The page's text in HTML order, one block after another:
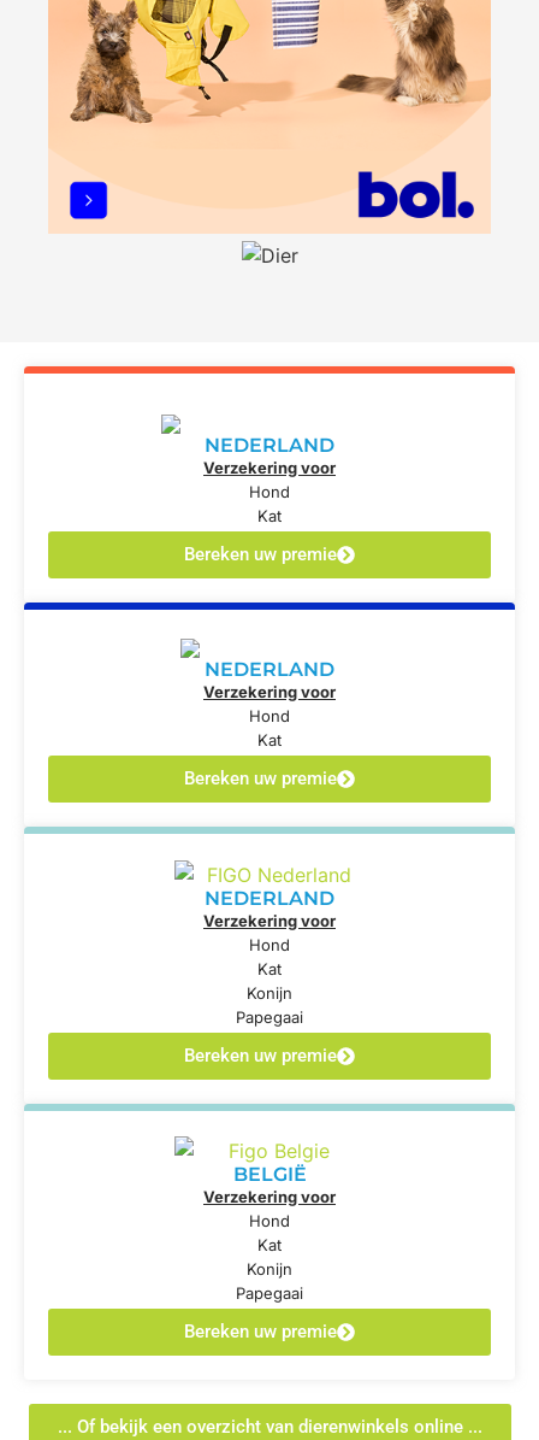
NEDERLAND
Verzekering voor
Hond
Kat
Bereken uw premie
NEDERLAND
Verzekering voor
Hond
Kat
Bereken uw premie
NEDERLAND
Verzekering voor
Hond
Kat
Konijn
Papegaai
Bereken uw premie
BELGIË
Verzekering voor
Hond
Kat
Konijn
Papegaai
Bereken uw premie
... Of bekijk een overzicht van dierenwinkels online ...